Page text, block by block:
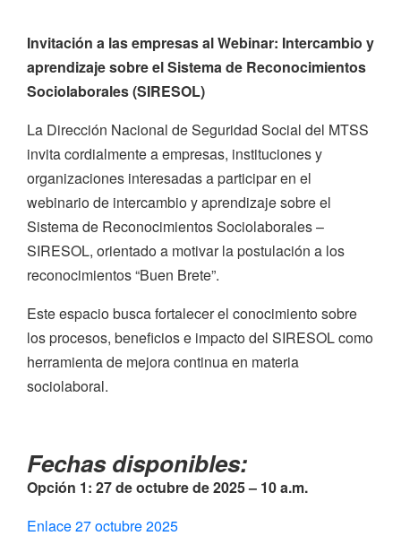
Invitación a las empresas al Webinar: Intercambio y
aprendizaje sobre el Sistema de Reconocimientos
Sociolaborales (SIRESOL)
La Dirección Nacional de Seguridad Social del MTSS
invita cordialmente a empresas, instituciones y
organizaciones interesadas a participar en el
webinario de intercambio y aprendizaje sobre el
Sistema de Reconocimientos Sociolaborales –
SIRESOL, orientado a motivar la postulación a los
reconocimientos “Buen Brete”.
Este espacio busca fortalecer el conocimiento sobre
los procesos, beneficios e impacto del SIRESOL como
herramienta de mejora continua en materia
sociolaboral.
Fechas disponibles:
Opción 1: 27 de octubre de 2025 – 10 a.m.
Enlace 27 octubre 2025